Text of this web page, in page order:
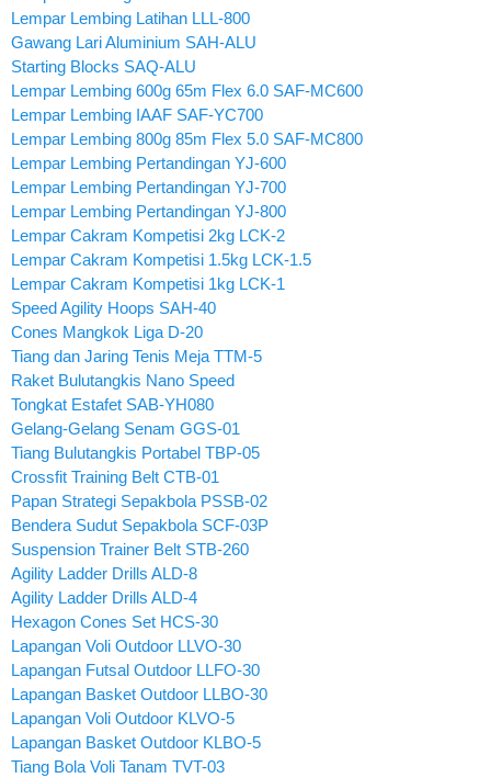
Lempar Lembing Latihan LLL-800
Gawang Lari Aluminium SAH-ALU
Starting Blocks SAQ-ALU
Lempar Lembing 600g 65m Flex 6.0 SAF-MC600
Lempar Lembing IAAF SAF-YC700
Lempar Lembing 800g 85m Flex 5.0 SAF-MC800
Lempar Lembing Pertandingan YJ-600
Lempar Lembing Pertandingan YJ-700
Lempar Lembing Pertandingan YJ-800
Lempar Cakram Kompetisi 2kg LCK-2
Lempar Cakram Kompetisi 1.5kg LCK-1.5
Lempar Cakram Kompetisi 1kg LCK-1
Speed Agility Hoops SAH-40
Cones Mangkok Liga D-20
Tiang dan Jaring Tenis Meja TTM-5
Raket Bulutangkis Nano Speed
Tongkat Estafet SAB-YH080
Gelang-Gelang Senam GGS-01
Tiang Bulutangkis Portabel TBP-05
Crossfit Training Belt CTB-01
Papan Strategi Sepakbola PSSB-02
Bendera Sudut Sepakbola SCF-03P
Suspension Trainer Belt STB-260
Agility Ladder Drills ALD-8
Agility Ladder Drills ALD-4
Hexagon Cones Set HCS-30
Lapangan Voli Outdoor LLVO-30
Lapangan Futsal Outdoor LLFO-30
Lapangan Basket Outdoor LLBO-30
Lapangan Voli Outdoor KLVO-5
Lapangan Basket Outdoor KLBO-5
Tiang Bola Voli Tanam TVT-03